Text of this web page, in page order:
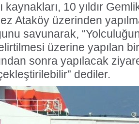
kaynakları, 10 yıldır
Ataköy üzerinden
savunarak,
üzerine yapılan
sonra yapılacak
dediler.